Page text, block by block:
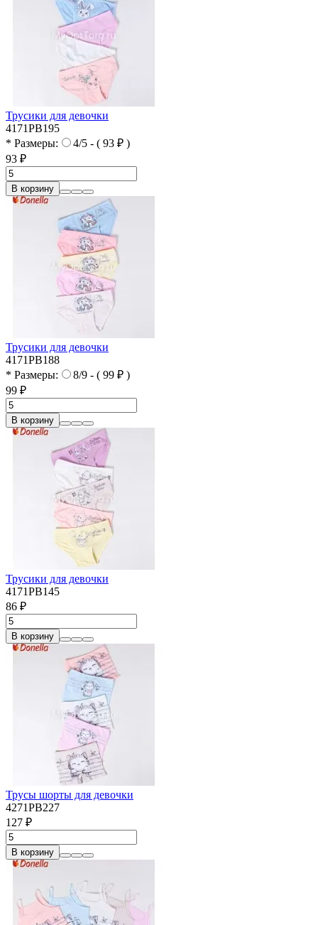
Трусики для девочки
4171PB195
* Размеры:
4/5 - ( 93 ₽ )
93 ₽
В корзину
Трусики для девочки
4171PB188
* Размеры:
8/9 - ( 99 ₽ )
99 ₽
В корзину
Трусики для девочки
4171PB145
86 ₽
В корзину
Трусы шорты для девочки
4271PB227
127 ₽
В корзину